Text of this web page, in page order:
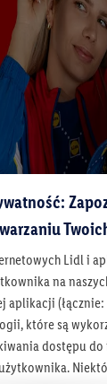
Lidl i
na
aplikacji
które są
dostępu